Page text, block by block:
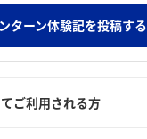
ターン体験記を投稿する
ご利用される方